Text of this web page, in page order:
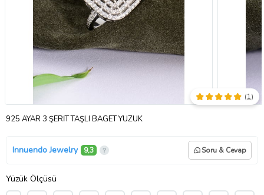
925 AYAR 3 ŞERİT TAŞLI BAGET YÜZÜK
(1)
Innuendo Jewelry 9,3 Soru & Cevap
Yüzük Ölçüsü